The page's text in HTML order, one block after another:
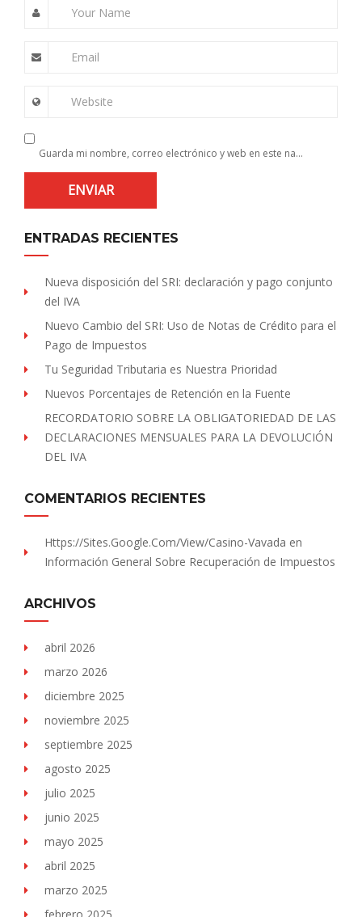
Your Name
Email
Website
Guarda mi nombre, correo electrónico y web en este navegador para la próxima vez que comente.
ENTRADAS RECIENTES
Nueva disposición del SRI: declaración y pago conjunto
del IVA
Nuevo Cambio del SRI: Uso de Notas de Crédito para el
Pago de Impuestos
Tu Seguridad Tributaria es Nuestra Prioridad
Nuevos Porcentajes de Retención en la Fuente
RECORDATORIO SOBRE LA OBLIGATORIEDAD DE LAS
DECLARACIONES MENSUALES PARA LA DEVOLUCIÓN
DEL IVA
COMENTARIOS RECIENTES
Https://sites.Google.com/view/Casino-Vavada en
Información General Sobre Recuperación de Impuestos
ARCHIVOS
abril 2026
marzo 2026
diciembre 2025
noviembre 2025
septiembre 2025
agosto 2025
julio 2025
junio 2025
mayo 2025
abril 2025
marzo 2025